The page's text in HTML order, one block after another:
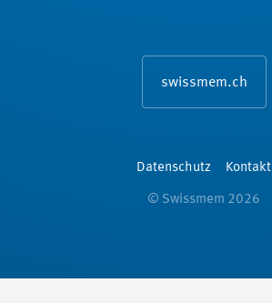
swissmem.ch
Datenschutz Kontakt
© Swissmem 2026